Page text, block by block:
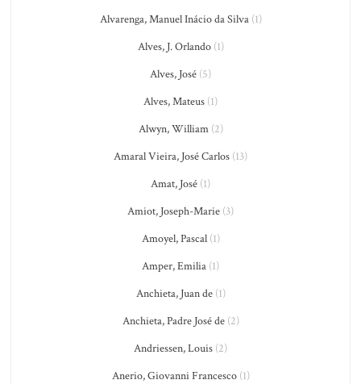
Alvarenga, Manuel Inácio da Silva(1)
Alves, J. Orlando(1)
Alves, José (5)
Alves, Mateus (1)
Alwyn, William(2)
Amaral Vieira, José Carlos (13)
Amat, José (1)
Amiot, Joseph-Marie (3)
Amoyel, Pascal(1)
Amper, Emilia (1)
Anchieta, Juan de(1)
Anchieta, Padre José de(2)
Andriessen, Louis (2)
Anerio, Giovanni Francesco(1)